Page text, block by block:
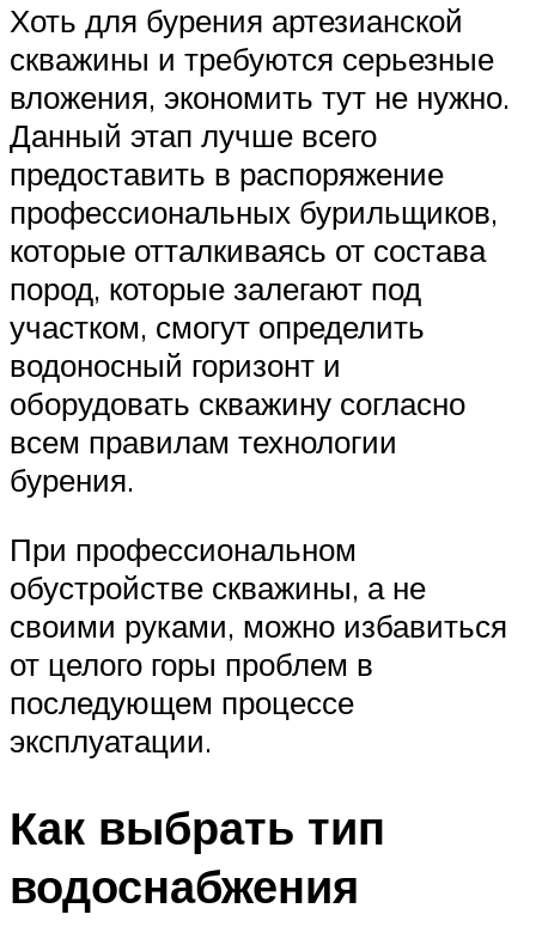
Хоть для бурения артезианской
скважины и требуются серьезные
вложения, экономить тут не нужно.
Данный этап лучше всего
предоставить в распоряжение
профессиональных бурильщиков,
которые отталкиваясь от состава
пород, которые залегают под
участком, смогут определить
водоносный горизонт и
оборудовать скважину согласно
всем правилам технологии
бурения.
При профессиональном
обустройстве скважины, а не
своими руками, можно избавиться
от целого горы проблем в
последующем процессе
эксплуатации.
Как выбрать тип
водоснабжения